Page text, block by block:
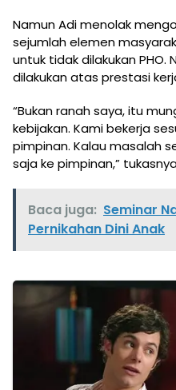
Namun Adi menolak
sejumlah elemen
untuk tidak dilakukan
dilakukan atas prestasi
“Bukan ranah saya, itu
kebijakan. Kami bekerja
pimpinan. Kalau masalah
saja ke pimpinan,”
Baca juga: Seminar
Pernikahan Dini Anak